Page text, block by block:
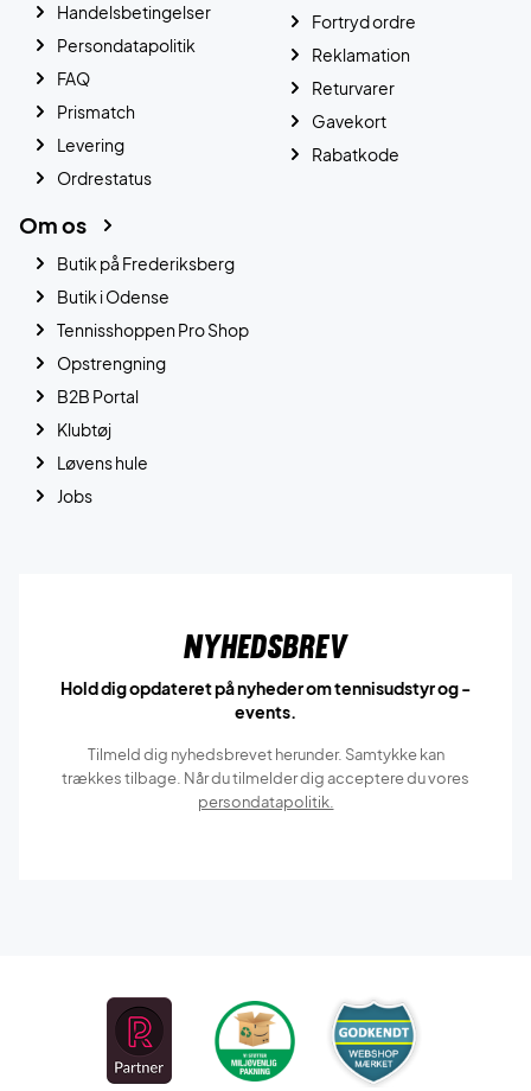
Handelsbetingelser
Persondatapolitik
FAQ
Prismatch
Levering
Ordrestatus
Fortryd ordre
Reklamation
Returvarer
Gavekort
Rabatkode
Om os
Butik på Frederiksberg
Butik i Odense
Tennisshoppen Pro Shop
Opstrengning
B2B Portal
Klubtøj
Løvens hule
Jobs
Nyhedsbrev
Hold dig opdateret på nyheder om tennisudstyr og -
events.
Tilmeld dig nyhedsbrevet herunder. Samtykke kan
trækkes tilbage. Når du tilmelder dig acceptere du vores
persondatapolitik.